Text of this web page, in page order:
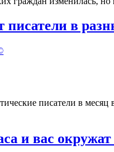
в
писатели в
и вас